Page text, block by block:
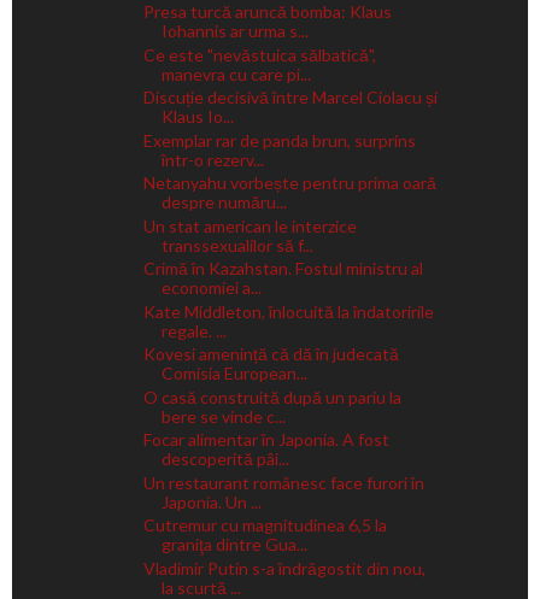
Presa turcă aruncă bomba: Klaus
Iohannis ar urma s...
Ce este "nevăstuica sălbatică",
manevra cu care pi...
Discuție decisivă între Marcel Ciolacu și
Klaus Io...
Exemplar rar de panda brun, surprins
într-o rezerv...
Netanyahu vorbește pentru prima oară
despre număru...
Un stat american le interzice
transsexualilor să f...
Crimă în Kazahstan. Fostul ministru al
economiei a...
Kate Middleton, înlocuită la îndatoririle
regale. ...
Kovesi amenință că dă în judecată
Comisia European...
O casă construită după un pariu la
bere se vinde c...
Focar alimentar în Japonia. A fost
descoperită pâi...
Un restaurant românesc face furori în
Japonia. Un ...
Cutremur cu magnitudinea 6,5 la
graniţa dintre Gua...
Vladimir Putin s-a îndrăgostit din nou,
la scurtă ...